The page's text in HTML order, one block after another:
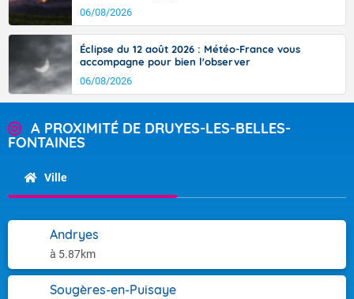
06/08/2026
Éclipse du 12 août 2026 : Météo-France vous
accompagne pour bien l'observer
06/08/2026
A PROXIMITÉ DE DRUYES-LES-BELLES-
FONTAINES
Ville
Andryes
à 5.87km
Sougères-en-Puisaye